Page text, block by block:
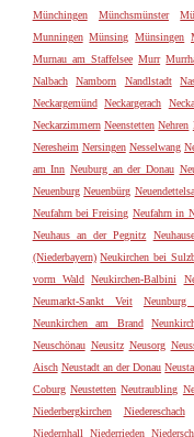
Münchingen
Münchsmünster
Munningen Münsing Münsingen
Murnau am Staffelsee Murr
Nalbach
Namborn Nandlstadt
Neckargemünd Neckargerach
Neckarzimmern Neenstetten Nehren
Neresheim Nersingen Nesselwang
am Inn Neuburg an der Donau
Neuenburg Neuenbürg
Neufahrn bei Freising Neufahrn in
Neuhaus an der Pegnitz
(Niederbayern) Neukirchen bei
vorm Wald Neukirchen-Balbini
Neumarkt-Sankt Veit
Neunkirchen am Brand
Neuschönau Neusitz Neusorg
Aisch Neustadt an der Donau
Coburg Neustetten Neutraubling
Niederbergkirchen
Niedereschach
Niedernhall
Niederrieden